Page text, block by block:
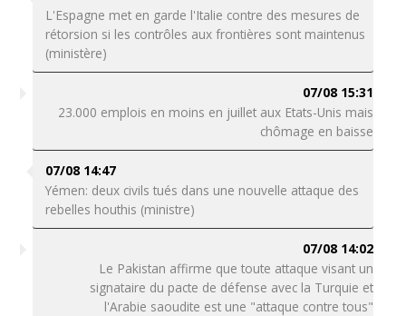
L'Espagne met en garde l'Italie contre des mesures de
rétorsion si les contrôles aux frontières sont maintenus
(ministère)
07/08 15:31
23.000 emplois en moins en juillet aux Etats-Unis mais
chômage en baisse
07/08 14:47
Yémen: deux civils tués dans une nouvelle attaque des
rebelles houthis (ministre)
07/08 14:02
Le Pakistan affirme que toute attaque visant un
signataire du pacte de défense avec la Turquie et
l'Arabie saoudite est une "attaque contre tous"